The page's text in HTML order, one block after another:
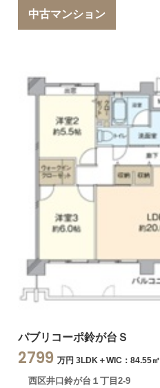
中古マンション
パブリコーポ鈴が台Ｓ
2799 万円 3LDK＋WIC：84.55㎡
西区井口鈴が台１丁目2-9